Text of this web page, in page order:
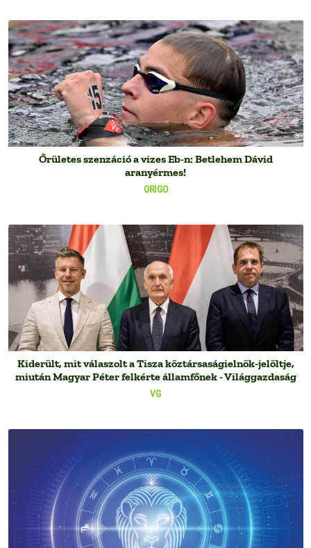
ORIGO
Őrületes szenzáció a vizes Eb-n: Betlehem Dávid
aranyérmes!
VG
Kiderült, mit válaszolt a Tisza köztársaságielnök-jelöltje,
miután Magyar Péter felkérte államfőnek - Világgazdaság